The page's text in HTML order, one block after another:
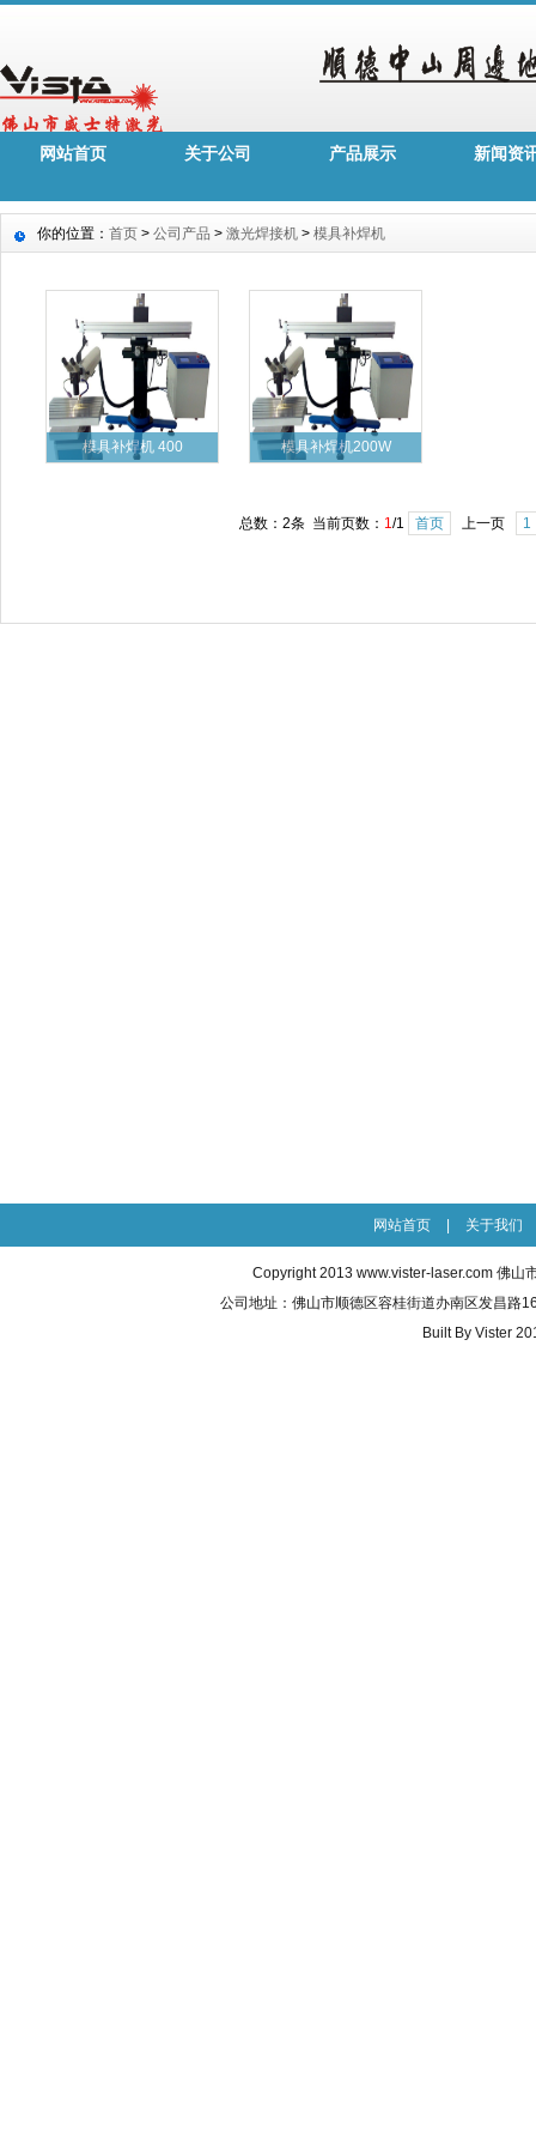
网站首页 关于公司 产品展示 新闻资
你的位置： 首页 > 公司产品 > 激光焊接机 > 模具补焊机
模具补焊机 400 模具补焊机200W
总数：2条 当前页数： 1/1 首页 上一页 1
网站首页 关于我们
Copyright 2013 www.vister-laser.com 佛山
公司地址：佛山市顺德区容桂街道办南区发昌路
Built By Vister